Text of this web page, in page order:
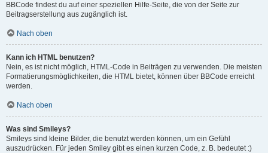
BBCode findest du auf einer speziellen Hilfe-Seite, die von der Seite zur
Beitragserstellung aus zugänglich ist.
Nach oben
Kann ich HTML benutzen?
Nein, es ist nicht möglich, HTML-Code in Beiträgen zu verwenden. Die meisten
Formatierungsmöglichkeiten, die HTML bietet, können über BBCode erreicht
werden.
Nach oben
Was sind Smileys?
Smileys sind kleine Bilder, die benutzt werden können, um ein Gefühl
auszudrücken. Für jeden Smiley gibt es einen kurzen Code, z. B. bedeutet :)